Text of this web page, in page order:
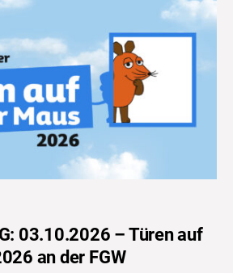
03.10.2026 – Türen auf
an der FGW